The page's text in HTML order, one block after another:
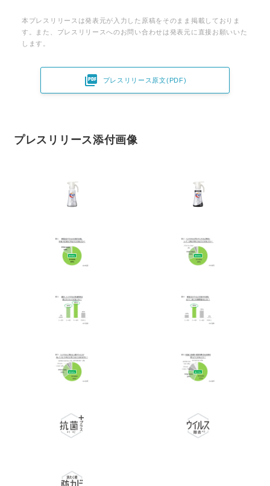
本プレスリリースは発表元が入力した原稿をそのまま掲載しておりま
す。また、プレスリリースへのお問い合わせは発表元に直接お願いいた
します。
 プレスリリース原文(PDF)
プレスリリース添付画像